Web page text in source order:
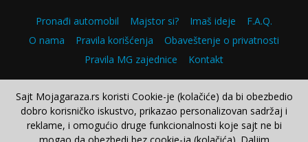
Pronađi automobil Majstor si? Imaš ideje
F.A.Q.
O nama
Pravila korišćenja
Obaveštenje o privatnosti
Pravila MG zajednice
Kontakt
Copyright © 2000–2026.
Sajt Mojagaraza.rs koristi Cookie-je (kolačiće) da bi obezbedio
dobro korisničko iskustvo, prikazao personalizovan sadržaj i
reklame, i omogućio druge funkcionalnosti koje sajt ne bi